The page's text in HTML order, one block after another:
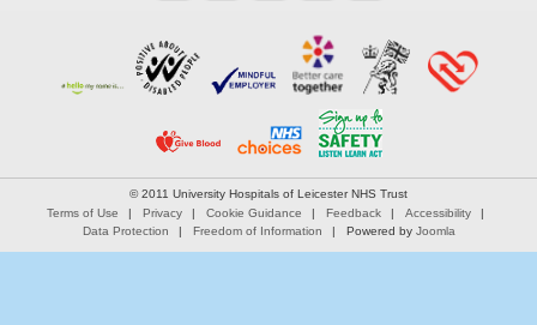
© 2011 University Hospitals of Leicester NHS Trust
Terms of Use
Privacy Cookie Guidance Feedback
Accessibility
Data Protection
Freedom of Information Powered by Joomla